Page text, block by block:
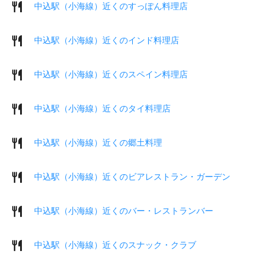
中込駅（小海線）近くのすっぽん料理店
中込駅（小海線）近くのインド料理店
中込駅（小海線）近くのスペイン料理店
中込駅（小海線）近くのタイ料理店
中込駅（小海線）近くの郷土料理
中込駅（小海線）近くのビアレストラン・ガーデン
中込駅（小海線）近くのバー・レストランバー
中込駅（小海線）近くのスナック・クラブ